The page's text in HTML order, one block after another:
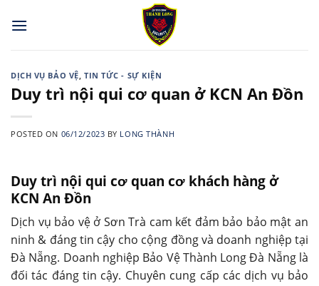
DỊCH VỤ BẢO VỆ, TIN TỨC - SỰ KIỆN
Duy trì nội qui cơ quan ở KCN An Đồn
POSTED ON 06/12/2023 BY LONG THÀNH
Duy trì nội qui cơ quan cơ khách hàng ở
KCN An Đồn
Dịch vụ bảo vệ ở Sơn Trà cam kết đảm bảo bảo mật an
ninh & đáng tin cậy cho cộng đồng và doanh nghiệp tại
Đà Nẵng. Doanh nghiệp Bảo Vệ Thành Long Đà Nẵng là
đối tác đáng tin cậy. Chuyên cung cấp các dịch vụ bảo